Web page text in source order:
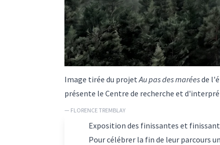
Image tirée du projet Au pas des maréesde
présente le Centre de recherche et
— FLORENCE TREMBLAY
Exposition des finissantes et
Pour célébrer la fin de leur parcours